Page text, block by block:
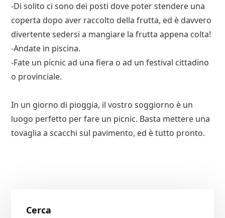
-Di solito ci sono dei posti dove poter stendere una
coperta dopo aver raccolto della frutta, ed è davvero
divertente sedersi a mangiare la frutta appena colta!
-Andate in piscina.
-Fate un picnic ad una fiera o ad un festival cittadino
o provinciale.
In un giorno di pioggia, il vostro soggiorno è un
luogo perfetto per fare un picnic. Basta mettere una
tovaglia a scacchi sul pavimento, ed è tutto pronto.
Cerca